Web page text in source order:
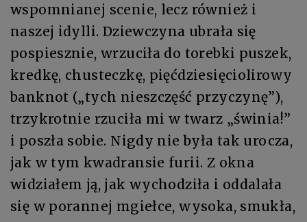
wspomnianej scenie, lecz również i
naszej idylli. Dziewczyna ubrała się
pospiesznie, wrzuciła do torebki puszek,
kredkę, chusteczkę, pięćdziesięciolirowy
banknot („tych nieszczęść przyczynę”),
trzykrotnie rzuciła mi w twarz „świnia!”
i poszła sobie. Nigdy nie była tak urocza,
jak w tym kwadransie furii. Z okna
widziałem ją, jak wychodziła i oddalała
się w porannej mgiełce, wysoka, smukła,